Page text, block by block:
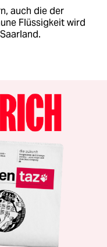
auch die der
Flüssigkeit wird